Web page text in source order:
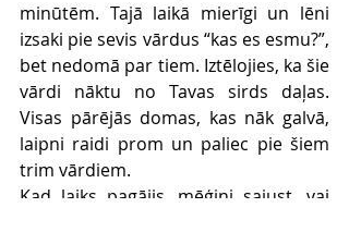
minūtēm. Tajā laikā mierīgi un lēni
izsaki pie sevis vārdus “kas es esmu?”,
bet nedomā par tiem. Iztēlojies, ka šie
vārdi nāktu no Tavas sirds daļas.
Visas pārējās domas, kas nāk galvā,
laipni raidi prom un paliec pie šiem
trim vārdiem.
Kad laiks pagājis, mēģini sajust, vai